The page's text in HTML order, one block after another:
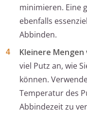
minimieren. Eine
ebenfalls
Abbinden.
Kleinere
viel Putz an, wie
können.
Temperatur des
Abbindezeit zu